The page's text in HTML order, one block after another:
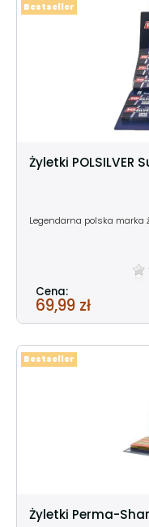
Żyletki POLSILVER
Legendarna polska marka
Cena:
69,99 zł
Bestseller
Żyletki Perma-
Bestseller